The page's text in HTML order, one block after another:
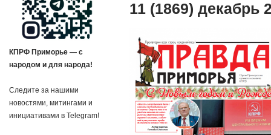
КПРФ Приморье — с
народом и для народа!
Следите за нашими
новостями, митингами и
инициативами в Telegram!
11 (1869) декабрь